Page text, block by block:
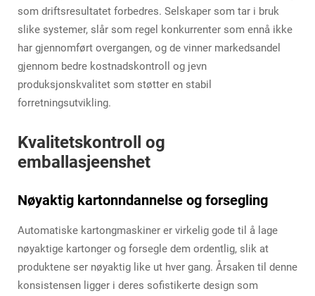
som driftsresultatet forbedres. Selskaper som tar i bruk
slike systemer, slår som regel konkurrenter som ennå ikke
har gjennomført overgangen, og de vinner markedsandel
gjennom bedre kostnadskontroll og jevn
produksjonskvalitet som støtter en stabil
forretningsutvikling.
Kvalitetskontroll og
emballasjeenshet
Nøyaktig kartonndannelse og forsegling
Automatiske kartongmaskiner er virkelig gode til å lage
nøyaktige kartonger og forsegle dem ordentlig, slik at
produktene ser nøyaktig like ut hver gang. Årsaken til denne
konsistensen ligger i deres sofistikerte design som